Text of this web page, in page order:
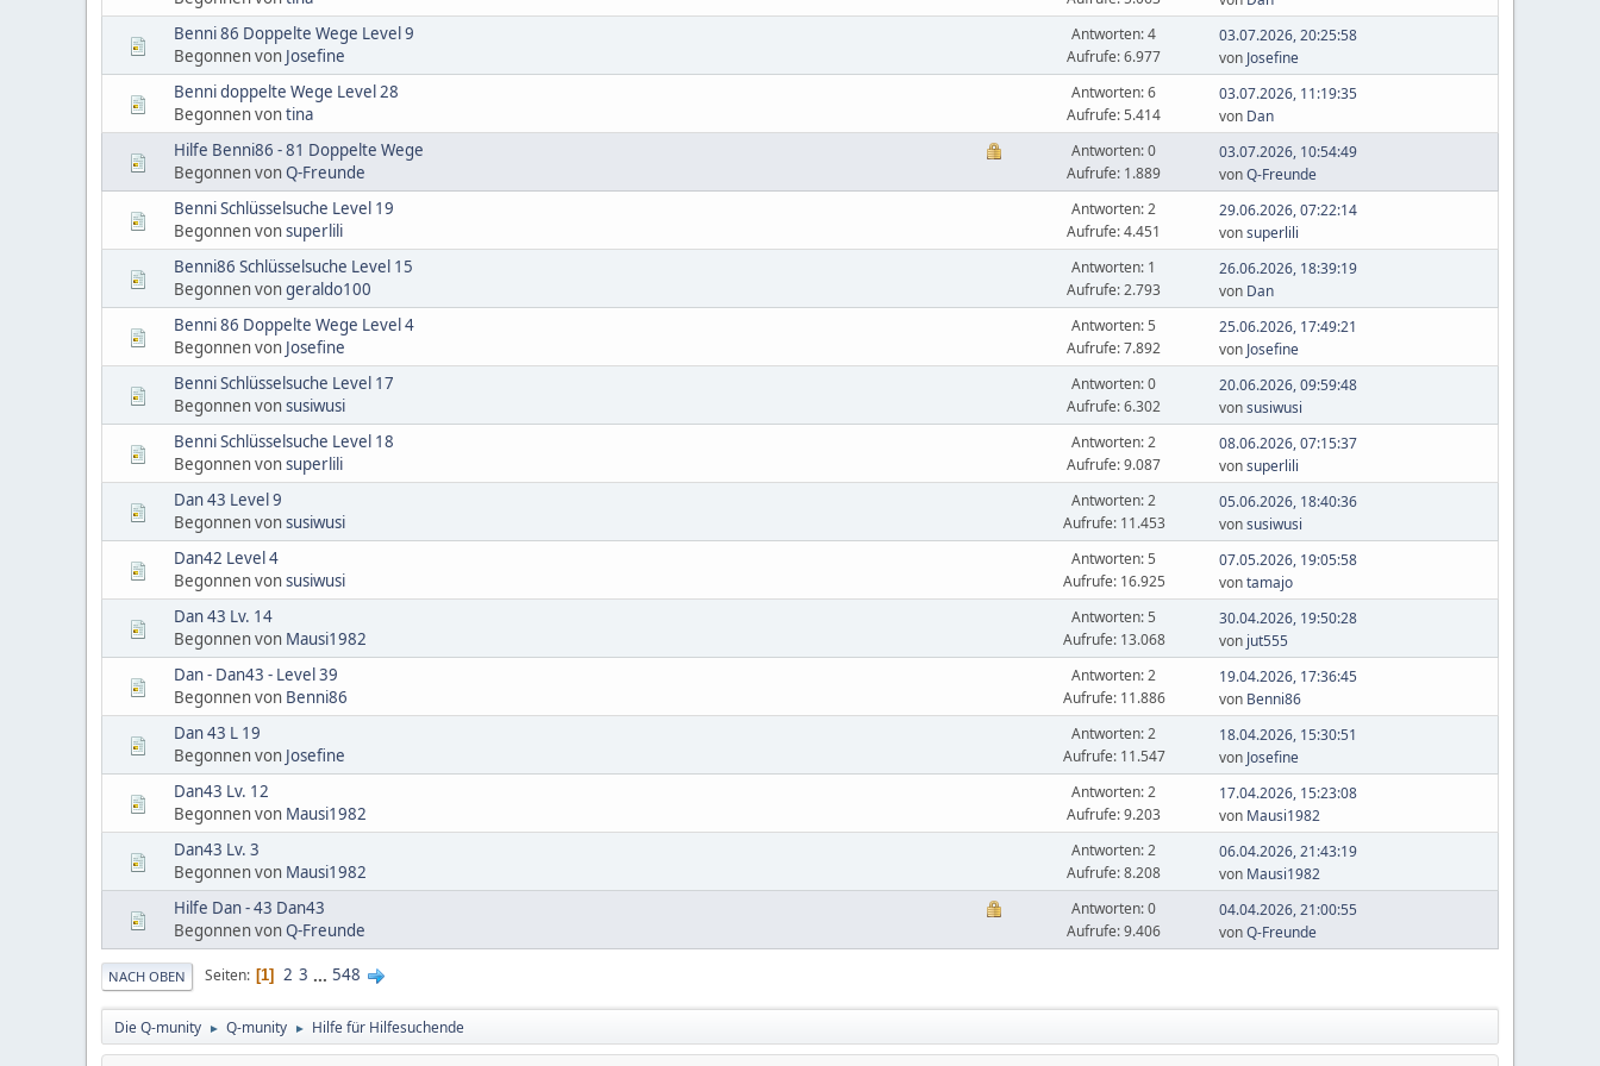
Benni 86 Doppelte Wege Level 9
Begonnen von Josefine
Antworten: 4
Aufrufe: 6.977
03.07.2026, 20:25:58
von Josefine
Benni doppelte Wege Level 28
Begonnen vontina
Antworten: 6
Aufrufe: 5.414
03.07.2026, 11:19:35
von Dan
Hilfe Benni86 - 81 Doppelte Wege
Begonnen vonQ-Freunde
Antworten: 0
Aufrufe: 1.889
03.07.2026, 10:54:49
vonQ-Freunde
Benni Schlüsselsuche Level 19
Begonnen vonsuperlili
Antworten: 2
Aufrufe: 4.451
29.06.2026, 07:22:14
vonsuperlili
Benni86 Schlüsselsuche Level 15
Begonnen vongeraldo100
Antworten: 1
Aufrufe: 2.793
26.06.2026, 18:39:19
von Dan
Benni 86 Doppelte Wege Level 4
Begonnen von Josefine
Antworten: 5
Aufrufe: 7.892
25.06.2026, 17:49:21
von Josefine
Benni Schlüsselsuche Level 17
Begonnen vonsusiwusi
Antworten: 0
Aufrufe: 6.302
20.06.2026, 09:59:48
vonsusiwusi
Benni Schlüsselsuche Level 18
Begonnen vonsuperlili
Antworten: 2
Aufrufe: 9.087
08.06.2026, 07:15:37
vonsuperlili
Dan 43 Level 9
Begonnen vonsusiwusi
Antworten: 2
Aufrufe: 11.453
05.06.2026, 18:40:36
vonsusiwusi
Dan42 Level 4
Begonnen vonsusiwusi
Antworten: 5
Aufrufe: 16.925
07.05.2026, 19:05:58
vontamajo
Dan 43 Lv. 14
Begonnen von Mausi1982
Antworten: 5
Aufrufe: 13.068
30.04.2026, 19:50:28
von jut555
Dan - Dan43 - Level 39
Begonnen von Benni86
Antworten: 2
Aufrufe: 11.886
19.04.2026, 17:36:45
von Benni86
Dan 43 L 19
Begonnen von Josefine
Antworten: 2
Aufrufe: 11.547
18.04.2026, 15:30:51
von Josefine
Dan43 Lv. 12
Begonnen von Mausi1982
Antworten: 2
Aufrufe: 9.203
17.04.2026, 15:23:08
von Mausi1982
Dan43 Lv. 3
Begonnen von Mausi1982
Antworten: 2
Aufrufe: 8.208
06.04.2026, 21:43:19
von Mausi1982
Hilfe Dan - 43 Dan43
Begonnen vonQ-Freunde
Antworten: 0
Aufrufe: 9.406
04.04.2026, 21:00:55
vonQ-Freunde
NACH OBEN Seiten 1 2 3 ... 548
Die Q-munity ► Q-munity ► Hilfe für Hilfesuchende